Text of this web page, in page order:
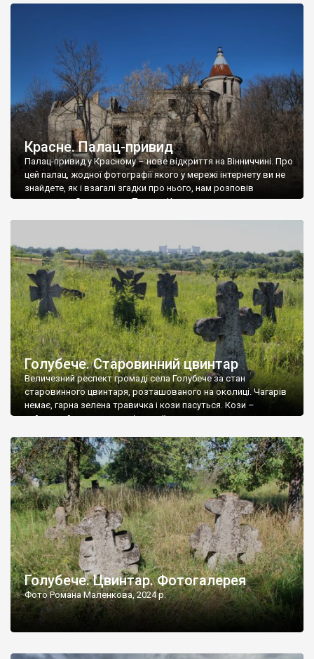
Красне. Палац-привид
Палац-привид у Красному – нове відкриття на Вінниччині. Про
цей палац, жодної фотографії якого у мережі інтернету ви не
знайдете, як і взагалі згадки про нього, нам розповів
мешканець Самгородка. Палац у Красному вразив не лише
Голубече. Старовинний цвинтар
Величезний респект громаді села Голубече за стан
старовинного цвинтаря, розташованого на околиці. Чагарів
немає, гарна зелена травичка і кози пасуться. Кози –
найкращий регулятор шкідливої, для старих кладовищ,
бруньками, кози ті бруньки обгризають, бо то улюблений
делікатес. На цвинтарі у Голубечому ціла колекція
різноманітних форм хрестів. Село відносно невелике, […]
Голубече. Цвинтар. Фотогалерея
Фото Романа Маленкова, 2024 р.